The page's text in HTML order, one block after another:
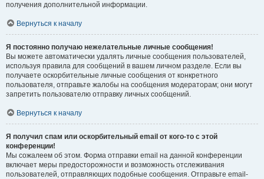
получения дополнительной информации.
Вернуться к началу
Я постоянно получаю нежелательные личные сообщения!
Вы можете автоматически удалять личные сообщения пользователей,
используя правила для сообщений в вашем личном разделе. Если вы
получаете оскорбительные личные сообщения от конкретного
пользователя, отправьте жалобы на сообщения модераторам; они могут
запретить пользователю отправку личных сообщений.
Вернуться к началу
Я получил спам или оскорбительный email от кого-то с этой
конференции!
Мы сожалеем об этом. Форма отправки email на данной конференции
включает меры предосторожности и возможность отслеживания
пользователей, отправляющих подобные сообщения. Отправьте email-